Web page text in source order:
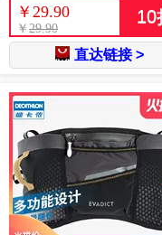
￥ 29.90
￥ 29.90
10
直达链接 >